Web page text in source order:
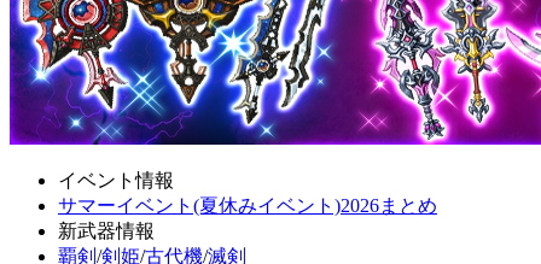
イベント情報
サマーイベント(夏休みイベント)2026まとめ
新武器情報
覇剣 /剣姫/古代機/滅剣